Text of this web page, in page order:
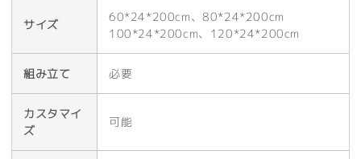
サイズ
60*24*200cm、80*24*200cm
100*24*200cm、120*24*200cm
組み立て 必要
カスタマイ
ズ
可能